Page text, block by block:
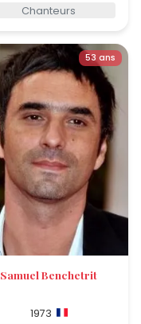
Chanteurs
53 ans
Samuel Benchetrit
1973